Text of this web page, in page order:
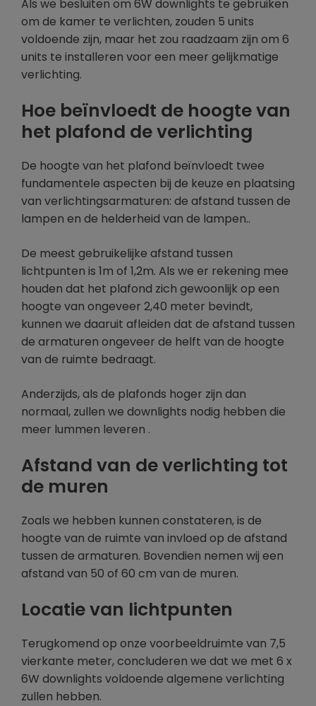
Als we besluiten om 6W downlights te gebruiken
om de kamer te verlichten, zouden 5 units
voldoende zijn, maar het zou raadzaam zijn om 6
units te installeren voor een meer gelijkmatige
verlichting.
Hoe beïnvloedt de hoogte van
het plafond de verlichting
De hoogte van het plafond beïnvloedt twee
fundamentele aspecten bij de keuze en plaatsing
van verlichtingsarmaturen: de afstand tussen de
lampen en de helderheid van de lampen..
De meest gebruikelijke afstand tussen
lichtpunten is 1m of 1,2m. Als we er rekening mee
houden dat het plafond zich gewoonlijk op een
hoogte van ongeveer 2,40 meter bevindt,
kunnen we daaruit afleiden dat de afstand tussen
de armaturen ongeveer de helft van de hoogte
van de ruimte bedraagt.
Anderzijds, als de plafonds hoger zijn dan
normaal, zullen we downlights nodig hebben die
meer lummen leveren .
Afstand van de verlichting tot
de muren
Zoals we hebben kunnen constateren, is de
hoogte van de ruimte van invloed op de afstand
tussen de armaturen. Bovendien nemen wij een
afstand van 50 of 60 cm van de muren.
Locatie van lichtpunten
Terugkomend op onze voorbeeldruimte van 7,5
vierkante meter, concluderen we dat we met 6 x
6W downlights voldoende algemene verlichting
zullen hebben.